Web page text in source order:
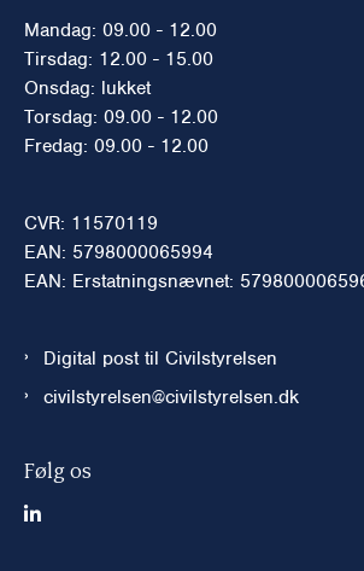
Mandag: 09.00 - 12.00
Tirsdag: 12.00 - 15.00
Onsdag: lukket
Torsdag: 09.00 - 12.00
Fredag: 09.00 - 12.00
CVR: 11570119
EAN: 5798000065994
EAN: Erstatningsnævnet:
Digital post til Civilstyrelsen
civilstyrelsen@civilstyrelsen.dk
Følg os